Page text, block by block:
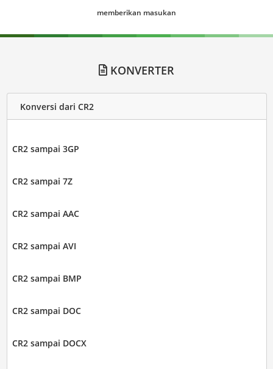
memberikan masukan
KONVERTER
Konversi dari CR2
CR2 sampai 3GP
CR2 sampai 7Z
CR2 sampai AAC
CR2 sampai AVI
CR2 sampai BMP
CR2 sampai DOC
CR2 sampai DOCX